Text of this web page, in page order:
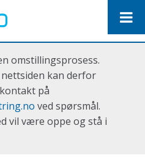
omstillingsprosess.
kan derfor
på
ved spørsmål.
vil være oppe og stå i